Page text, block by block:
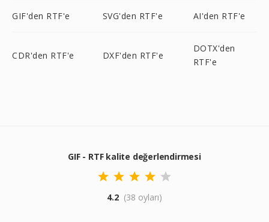
GIF'den RTF'e SVG'den RTF'e AI'den RTF'e
CDR'den RTF'e DXF'den RTF'e
DOTX'den
RTF'e
GIF - RTF kalite değerlendirmesi
4.2 (38 oyları)